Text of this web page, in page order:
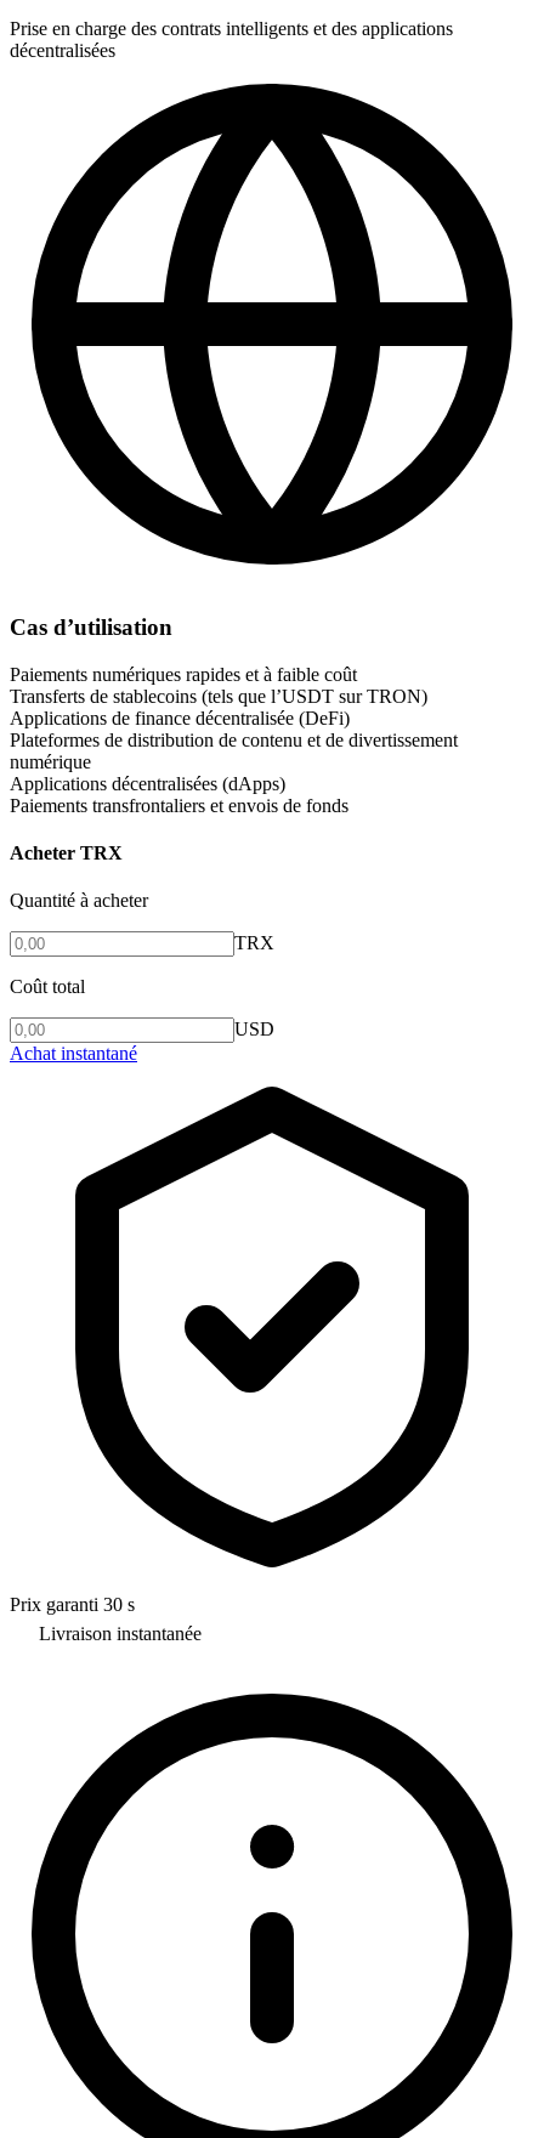
Prise en charge des contrats intelligents et des applications
décentralisées
Cas d’utilisation
Paiements numériques rapides et à faible coût
Transferts de stablecoins (tels que l’USDT sur TRON)
Applications de finance décentralisée (DeFi)
Plateformes de distribution de contenu et de divertissement
numérique
Applications décentralisées (dApps)
Paiements transfrontaliers et envois de fonds
Acheter TRX
Quantité à acheter
TRX
Coût total
USD
Achat instantané
Prix garanti 30 s
Livraison instantanée